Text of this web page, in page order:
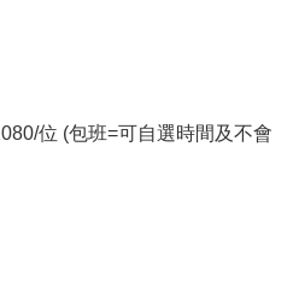
位 (包班=可自選時間及不會